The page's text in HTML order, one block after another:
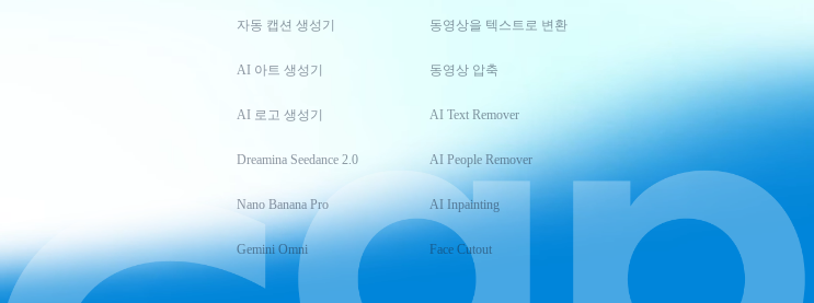
자동 캡션 생성기
AI 아트 생성기
AI 로고 생성기
Dreamina Seedance 2.0
Nano Banana Pro
Gemini Omni
동영상을 텍스트로 변환
동영상 압축
AI Text Remover
AI People Remover
AI Inpainting
Face Cutout